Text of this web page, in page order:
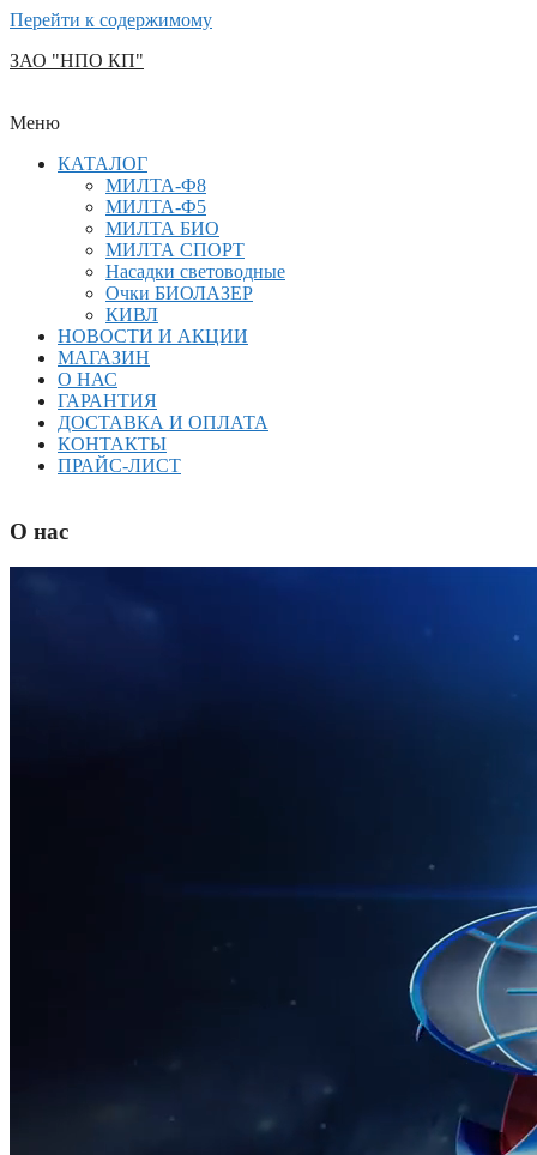
Перейти к содержимому
ЗАО "НПО КП"
Меню
КАТАЛОГ
МИЛТА-Ф8
МИЛТА-Ф5
МИЛТА БИО
МИЛТА СПОРТ
Насадки световодные
Очки БИОЛАЗЕР
КИВЛ
НОВОСТИ И АКЦИИ
МАГАЗИН
О НАС
ГАРАНТИЯ
ДОСТАВКА И ОПЛАТА
КОНТАКТЫ
ПРАЙС-ЛИСТ
О нас